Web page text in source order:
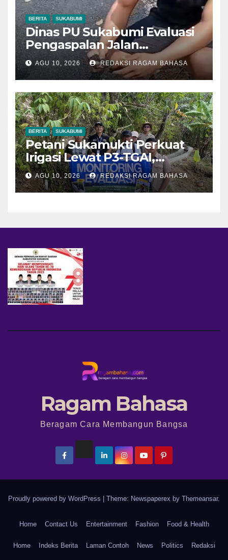
BERITA SUKABUMI
Dinas PU Sukabumi Evaluasi
Pengaspalan Jalan
Leuwiliang–Bojongtipar yang
Dikeluhkan Mudah
Mengelupas
AGU 10, 2026 REDAKSI RAGAM BAHASA
BERITA SUKABUMI
Petani Sukamukti Perkuat
Irigasi Lewat P3-TGAI,
Jaringan Air Kini Menjangkau
30 Hektare Sawah
AGU 10, 2026 REDAKSI RAGAM BAHASA
Ragam Bahasa
Beragam Cara Membangun Bangsa
Proudly powered by WordPress Theme: Newspaperex by Themeansar.
Home Contact Us Entertainment Fashion Food & Health
Home Indeks Berita Laman Contoh News Politics Redaksi